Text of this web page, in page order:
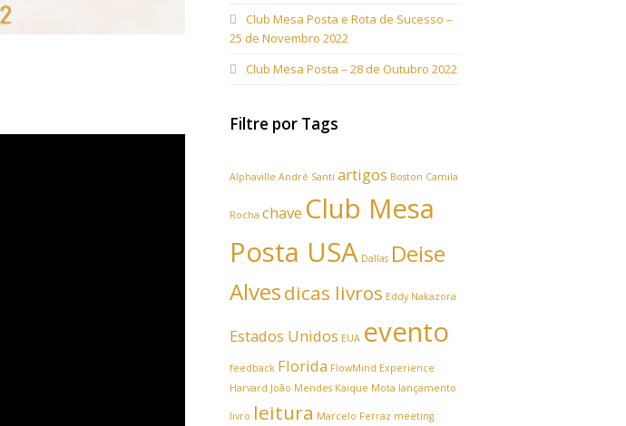
Club Mesa Posta e Rota de Sucesso –
25 de Novembro 2022
Club Mesa Posta – 28 de Outubro 2022
Filtre por Tags
Alphaville André Santi artigos Boston Camila
Rocha chave Club Mesa
Posta USA Dallas Deise
Alvesdicas livros Eddy Nakazora
Estados Unidos EUA evento
feedback Florida FlowMind Experience
Harvard João Mendes Kaique Mota lançamento
livro leitura Marcelo Ferraz meeting